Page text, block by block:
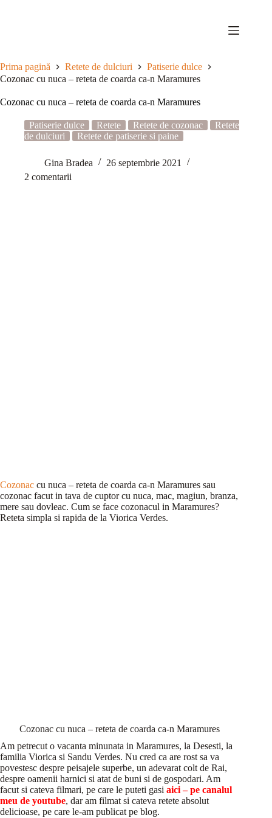
Prima pagină Retete de dulciuri
Patiserie dulce
Cozonac cu nuca – reteta de coarda ca-n Maramures
Cozonac cu nuca – reteta de coarda ca-n Maramures
Patiserie dulce Retete Retete de cozonac
Retete
de dulciuri
Retete de patiserie si paine
Gina Bradea
26 septembrie 2021
2 comentarii
Cozonac cu nuca – reteta de coarda ca-n Maramures sau
cozonac facut in tava de cuptor cu nuca, mac, magiun, branza,
mere sau dovleac. Cum se face cozonacul in Maramures?
Reteta simpla si rapida de la Viorica Verdes.
Cozonac cu nuca – reteta de coarda ca-n Maramures
Am petrecut o vacanta minunata in Maramures, la Desesti, la
familia Viorica si Sandu Verdes. Nu cred ca are rost sa va
povestesc despre peisajele superbe, un adevarat colt de Rai,
despre oamenii harnici si atat de buni si de gospodari. Am
facut si cateva filmari, pe care le puteti gasi aici – pe canalul
meu de youtube, dar am filmat si cateva retete absolut
delicioase, pe care le-am publicat pe blog.